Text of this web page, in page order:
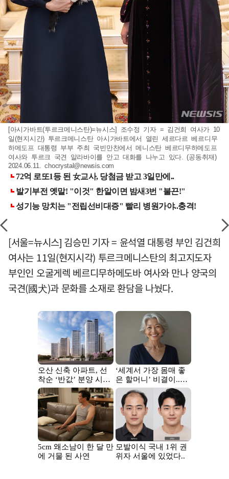
[아시가바트(투르크메니스탄)=뉴시스] 조수정 기자 = 김건희 여사가 10
일(현지시간) 투르크메니스탄 아시가바트에서 열린 세르다르 베르디무
하메도프 대통령 부부 주최 국빈만찬에서 메니스탄 베르디무하메도프
여사와 투르크 국견 알라바이를 안고 대화를 나누고 있다. (공동취재)
2024.06.11.chocrystal@newsis.com
[서울=뉴시스] 김승민 기자 = 윤석열 대통령 부인 김건희
여사는 11일(현지시각) 투르크메니스탄의 최고지도자
부인인 오굴게렉 베르디무하메도바 여사와 만나 양국의
국견(國犬)과 문화를 소재로 환담을 나눴다.